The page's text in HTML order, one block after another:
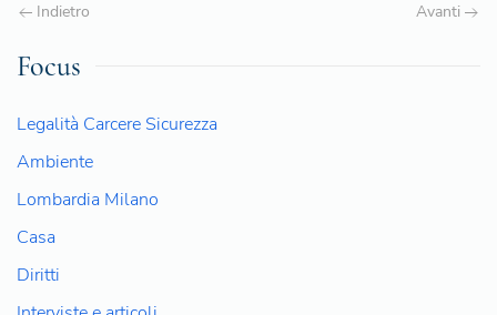
Indietro Avanti
Focus
Legalità Carcere Sicurezza
Ambiente
Lombardia Milano
Casa
Diritti